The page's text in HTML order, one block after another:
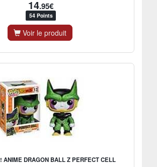
14.95€
54 Points
Voir le produit
ANIME DRAGON BALL Z PERFECT CELL